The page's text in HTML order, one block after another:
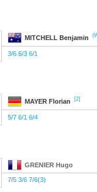
MITCHELL Benjamin
3/6 6/3 6/1
MAYER Florian [2]
5/7 6/1 6/4
GRENIER Hugo
7/5 3/6 7/6(3)